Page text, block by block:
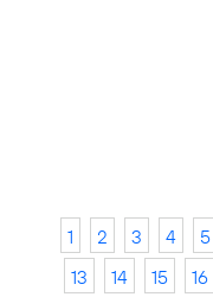
1 2 3 4 5
13
14 15 16